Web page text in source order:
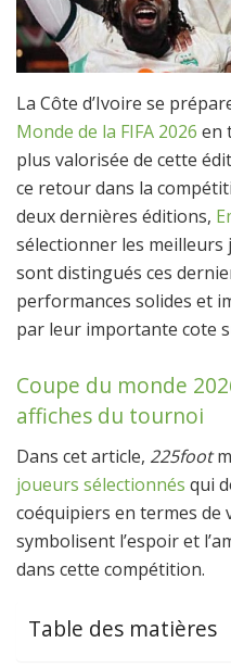
La Côte d’Ivoire se
Monde de la FIFA 2026 en
plus valorisée de cette
ce retour dans la
deux dernières éditions,
sélectionner les
sont distingués ces
performances solides et
par leur importante cote
Coupe du monde
affiches du tournoi
Dans cet article, 225foot
joueurs sélectionnés qui
coéquipiers en termes de
symbolisent l’espoir et
dans cette compétition.
Table des matières